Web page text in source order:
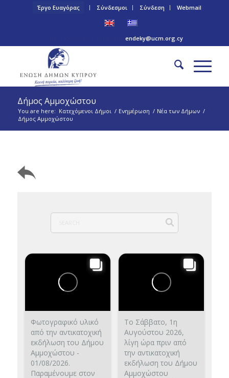
Έργο Ευαγόρας Σύνδεσμοι Σύνδεση Webmail
endeky@ucm.org.cy
Δήμος Αμμοχώστου
You are here: Κατεχόμενοι Δήμοι / Ενημέρωση / Νέα των Δήμων /
Δήμος Αμμοχώστου
Φωτογραφικό υλικό
από την αντικατοχική
εκδήλωση του Δήμου
Αμμοχώστου -
01/08/2026.
Παραμένουμε στον
Το Σάββατο, 1η
Αυγούστου 2026,
λίγη ώρα πριν από
την αντικατοχική
εκδήλωση του Δήμου
Αμμοχώστου